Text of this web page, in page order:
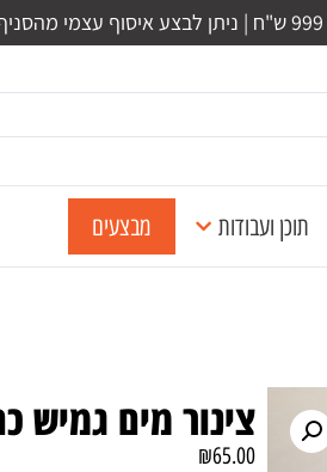
תוכן ועבודות מבצעים
צינור מים גמיש כחול 1/2
₪65.00